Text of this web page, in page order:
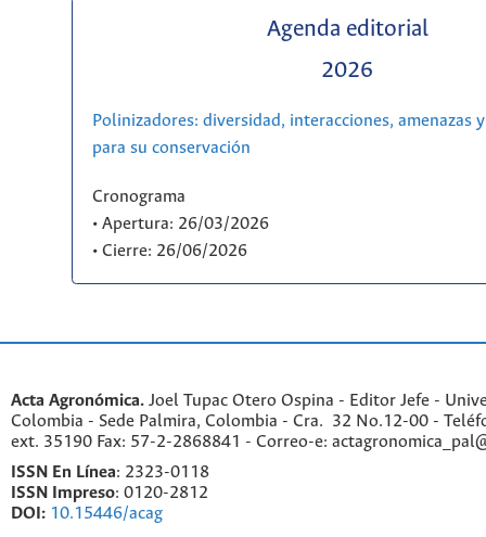
Agenda editorial
2026
Polinizadores: diversidad, interacciones, amenazas
para su conservación
Cronograma
• Apertura: 26/03/2026
• Cierre: 26/06/2026
Acta Agronómica. Joel Tupac Otero Ospina - Editor Jefe -
Colombia - Sede Palmira, Colombia - Cra. 32 No.12-00 -
ext. 35190 Fax: 57-2-2868841 - Correo-e:
ISSN En Línea: 2323-0118
ISSN Impreso: 0120-2812
DOI: 10.15446/acag